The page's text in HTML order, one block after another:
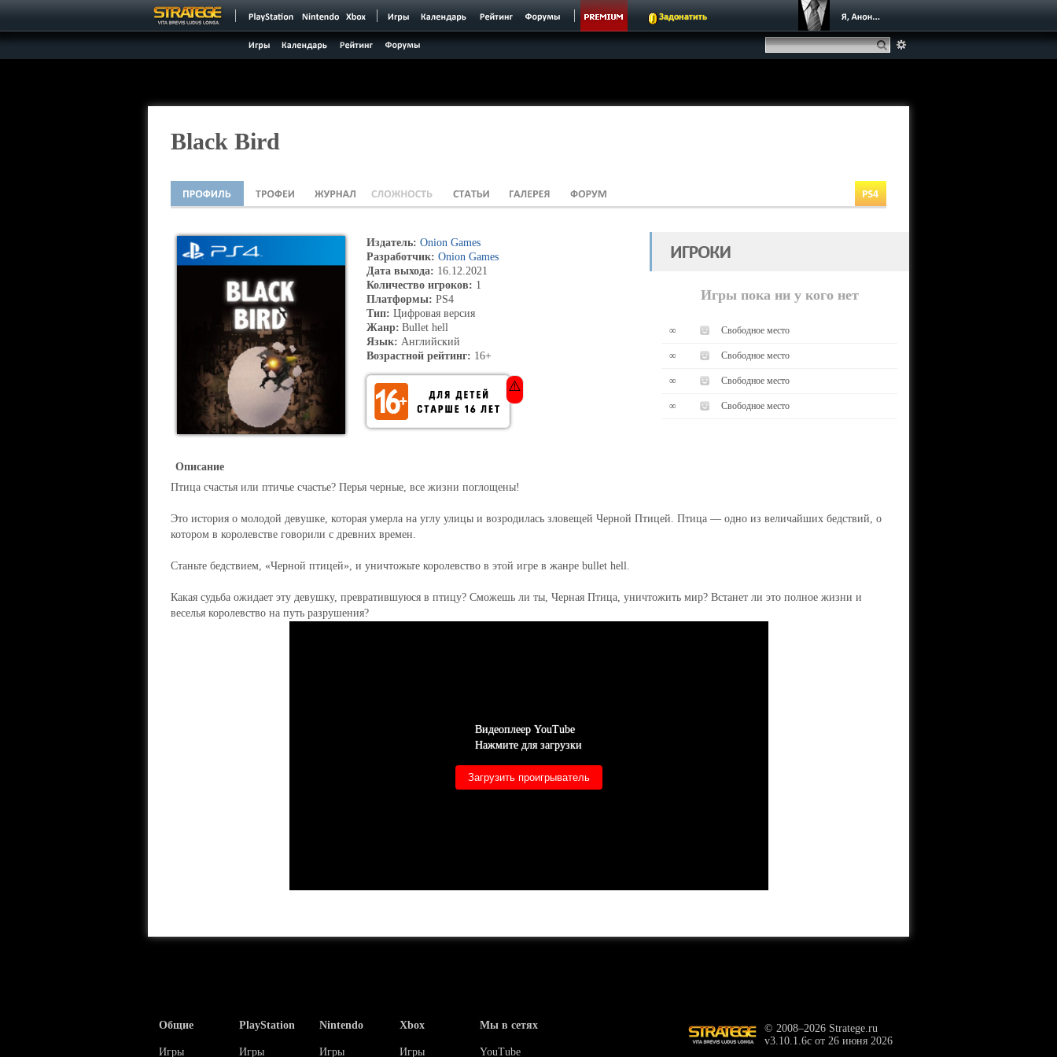
Задонатить
Black Bird
Издатель: Onion Games
Разработчик: Onion Games
Дата выхода: 16.12.2021
Количество игроков: 1
Платформы: PS4
Тип: Цифровая версия
Жанр: Bullet hell
Язык: Английский
Возрастной рейтинг: 16+
⚠️
Описание
Птица счастья или птичье счастье? Перья черные, все жизни поглощены!
Это история о молодой девушке, которая умерла на углу улицы и возродилась зловещей Черной Птицей. Птица — одно из величайших бедствий, о
котором в королевстве говорили с древних времен.
Станьте бедствием, «Черной птицей», и уничтожьте королевство в этой игре в жанре bullet hell.
Какая судьба ожидает эту девушку, превратившуюся в птицу? Сможешь ли ты, Черная Птица, уничтожить мир? Встанет ли это полное жизни и
веселья королевство на путь разрушения?
Игры пока ни у кого нет
∞ Свободное место
∞ Свободное место
∞ Свободное место
∞ Свободное место
Видеоплеер YouTube
Нажмите для загрузки
Загрузить проигрыватель
Общие
Игры
PlayStation
Игры
Nintendo
Игры
Xbox
Игры
Мы в сетях
YouTube
© 2008–2026 Stratege.ru
v3.10.1.6c от 26 июня 2026